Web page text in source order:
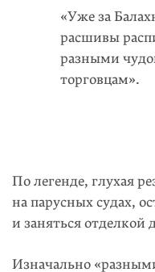
«Уже за
расшивы
разными
торговцам».
По легенде, глухая
на парусных судах,
и заняться отделкой
Изначально